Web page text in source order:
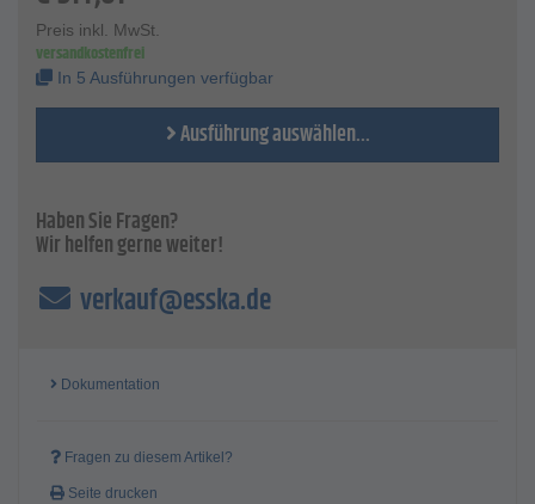
Maximale Betriebstemperatur: 50°C
Maximaler Betriebsüberdruck: 10 bar (145 psi)
Gewicht Lackierpistole: 293 g
Luftanschluss: G ¼
Preis inkl. MwSt.
versandkostenfrei
In 5 Ausführungen verfügbar
Ausführung auswählen...
Haben Sie Fragen?
Wir helfen gerne weiter!
verkauf@esska.de
Dokumentation
Fragen zu diesem Artikel?
Seite drucken